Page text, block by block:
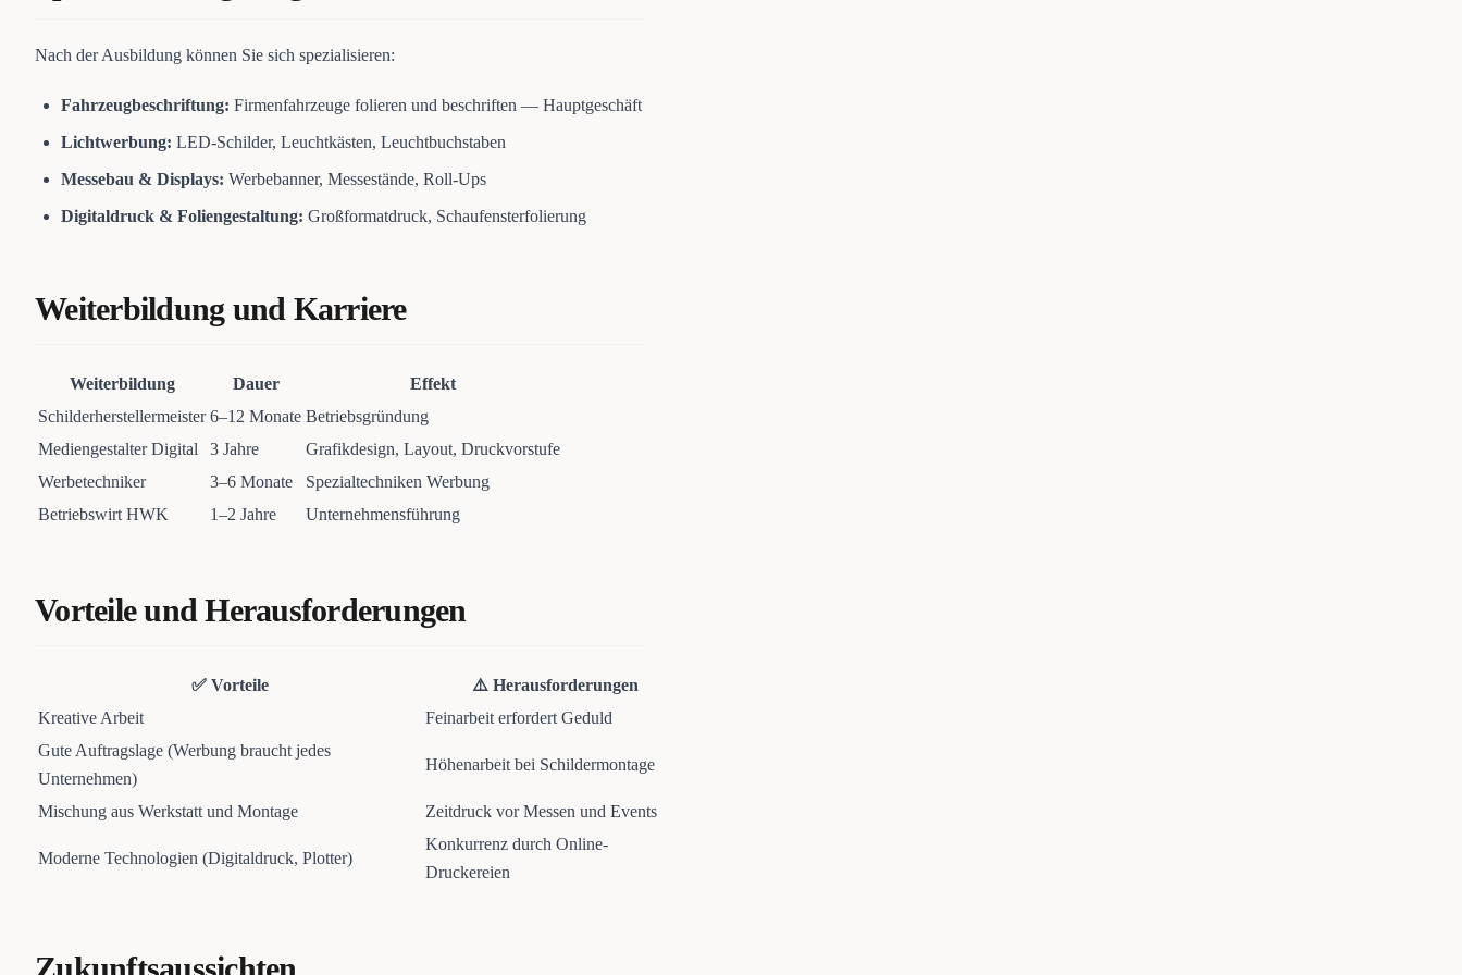
Nach der Ausbildung können Sie sich spezialisieren:
Fahrzeugbeschriftung: Firmenfahrzeuge folieren und beschriften — Hauptgeschäft
Lichtwerbung: LED-Schilder, Leuchtkästen, Leuchtbuchstaben
Messebau & Displays: Werbebanner, Messestände, Roll-Ups
Digitaldruck & Foliengestaltung: Großformatdruck, Schaufensterfolierung
Weiterbildung und Karriere
Weiterbildung Dauer
Effekt
Schilderherstellermeister 6–12 Monate Betriebsgründung
Mediengestalter Digital
3 Jahre
Grafikdesign, Layout, Druckvorstufe
Werbetechniker
3–6 Monate
Spezialtechniken Werbung
Betriebswirt HWK
1–2 Jahre Unternehmensführung
Vorteile und Herausforderungen
✅ Vorteile
⚠️ Herausforderungen
Kreative Arbeit
Feinarbeit erfordert Geduld
Gute Auftragslage (Werbung braucht jedes
Unternehmen)
Höhenarbeit bei Schildermontage
Mischung aus Werkstatt und Montage Zeitdruck vor Messen und Events
Moderne Technologien (Digitaldruck, Plotter)
Konkurrenz durch Online-
Druckereien